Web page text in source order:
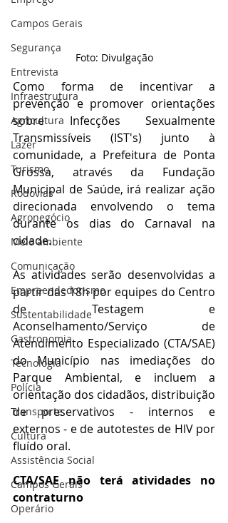
Campos Gerais
Segurança
Entrevista
Infraestrutura
Agricultura
Lazer
Turismo
Rodovias
Agronegócio
Meio ambiente
Comunicação
Empreendedorismo
Sustentabilidade
Gastronomia
Tecnologia
Polícia
Transporte
Cultura
Assistência Social
Campos Gerais
Operário
Foto: Divulgação
Como forma de incentivar a
prevenção e promover orientações
sobre Infecções Sexualmente
Transmissíveis (IST's) junto à
comunidade, a Prefeitura de Ponta
Grossa, através da Fundação
Municipal de Saúde, irá realizar ação
direcionada envolvendo o tema
durante os dias do Carnaval na
cidade.
As atividades serão desenvolvidas a
partir das 18h por equipes do Centro
de Testagem e
Aconselhamento/Serviço de
Atendimento Especializado (CTA/SAE)
do Município nas imediações do
Parque Ambiental, e incluem a
orientação dos cidadãos, distribuição
de preservativos - internos e
externos - e de autotestes de HIV por
fluído oral.
CTA/SAE não terá atividades no
contraturno